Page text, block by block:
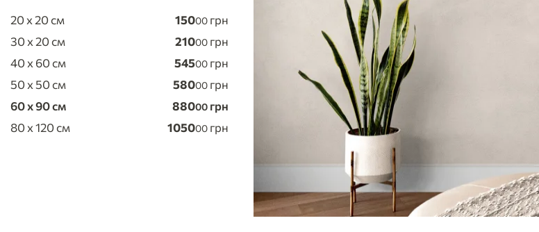
20 x 20 см
15000 грн
30 x 20 см
21000 грн
40 x 60 см
54500 грн
50 x 50 см
58000 грн
60 x 90 см
88000 грн
80 x 120 см
105000 грн